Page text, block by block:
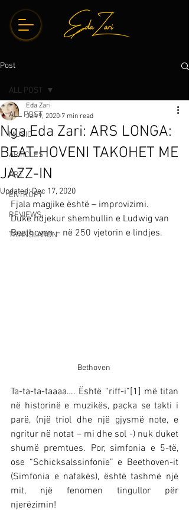
Post
ALL POST
MUSIC
ARTICLES
ART
ENTROPY
REVIEWS
TRANSLATION
ALL POST
Nga Eda Zari: ARS LONGA:
BEAT-HOVENI TAKOHET ME
JAZZ-IN
Eda Zari
Jan 9, 2020 7 min read
Updated:Dec 17, 2020
Fjala magjike është – improvizimi.
Duke ndjekur shembullin e Ludwig van
Beethoven – në 250 vjetorin e lindjes.
Bethoven
Ta-ta-ta-taaaa…. Është “riff-i”[1] më titan
në historinë e muzikës, paçka se takti i
parë, (një triol dhe një gjysmë note, e
ngritur në notat – mi dhe sol -) nuk duket
shumë premtues. Por, simfonia e 5-të,
ose “Schicksalssinfonie” e Beethoven-it
(Simfonia e nafakës), është tashmë një
mit, një fenomen tingullor për
njerëzimin!